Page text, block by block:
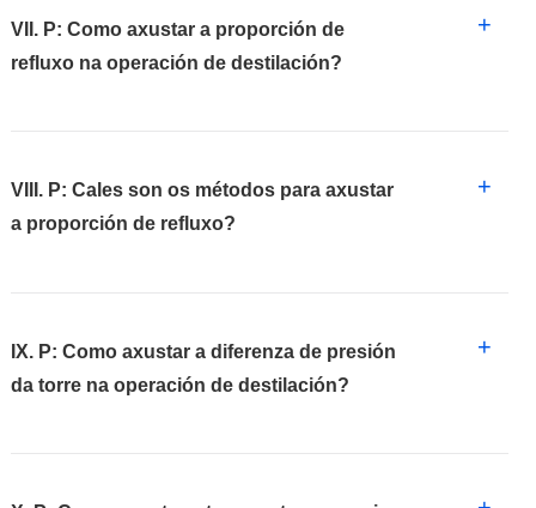
VII. P: Como axustar a proporción de
refluxo na operación de destilación?
+
VIII. P: Cales son os métodos para axustar
a proporción de refluxo?
+
IX. P: Como axustar a diferenza de presión
da torre na operación de destilación?
+